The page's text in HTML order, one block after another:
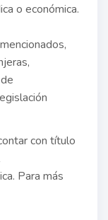
o económica.
con título
Para más